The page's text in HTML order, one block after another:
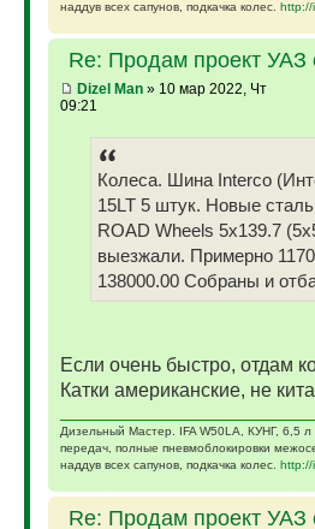
наддув всех сапунов, подкачка колес. http://
Re: Продам проект
Dizel Man» 10 мар 2022, Чт
09:21
Колеса. Шина Interco
15LT 5 штук. Новые
ROAD Wheels 5x139.7
выезжали. Примерно
138000.00 Собраны и
Если очень быстро, отдам
Катки американские, не
Дизельный Мастер. IFA W50LA, КУНГ, 6,5
передач, полные пневмоблокировки
наддув всех сапунов, подкачка колес. http://
Re: Продам проект